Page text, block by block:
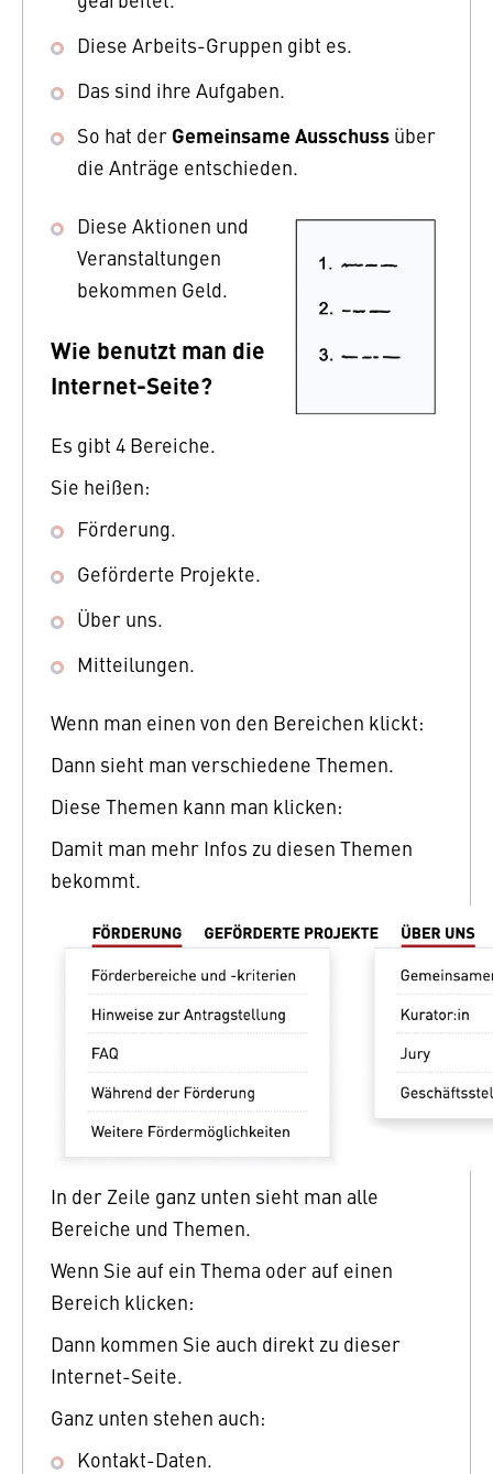
Diese Arbeits-Gruppen gibt es.
Das sind ihre Aufgaben.
So hat der Gemeinsame Ausschuss über
die Anträge entschieden.
Diese Aktionen und
Veranstaltungen
bekommen Geld.
Wie benutzt man die
Internet-Seite?
Es gibt 4 Bereiche.
Sie heißen:
Förderung.
Geförderte Projekte.
Über uns.
Mitteilungen.
Wenn man einen von den Bereichen klickt:
Dann sieht man verschiedene Themen.
Diese Themen kann man klicken:
Damit man mehr Infos zu diesen Themen
bekommt.
In der Zeile ganz unten sieht man alle
Bereiche und Themen.
Wenn Sie auf ein Thema oder auf einen
Bereich klicken:
Dann kommen Sie auch direkt zu dieser
Internet-Seite.
Ganz unten stehen auch:
Kontakt-Daten.